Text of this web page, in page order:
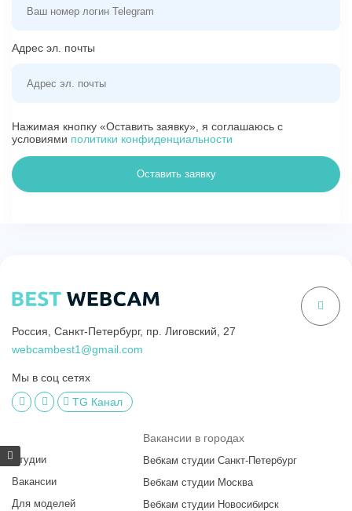
Адрес эл. почты
Оставить заявку
Нажимая кнопку «Оставить заявку», я соглашаюсь с
условиями политики конфиденциальности
Россия, Санкт-Петербург, пр. Лиговский, 27
webcambest1@gmail.com
Мы в соц сетях
TG Канал
Студии
Вакансии
Для моделей
Вакансии в городах
Вебкам студии Санкт-Петербург
Вебкам студии Москва
Вебкам студии Новосибирск